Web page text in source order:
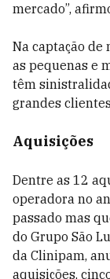
mercado”,
Na captação de
as pequenas e
têm
grandes
Aquisições
Dentre as 12
operadora no
passado mas
do Grupo São
da Clinipam,
aquisições,